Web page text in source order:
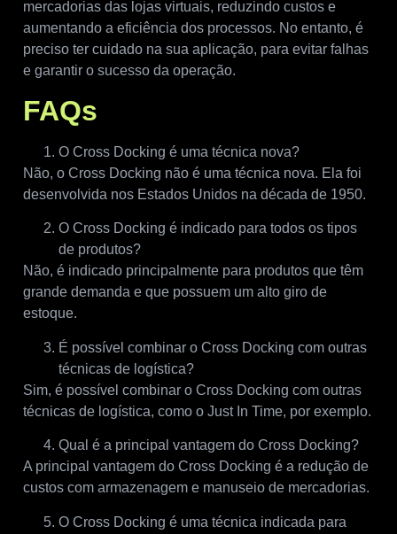
mercadorias das lojas virtuais, reduzindo custos e
aumentando a eficiência dos processos. No entanto, é
preciso ter cuidado na sua aplicação, para evitar falhas
e garantir o sucesso da operação.
FAQs
O Cross Docking é uma técnica nova?
Não, o Cross Docking não é uma técnica nova. Ela foi
desenvolvida nos Estados Unidos na década de 1950.
O Cross Docking é indicado para todos os tipos
de produtos?
Não, é indicado principalmente para produtos que têm
grande demanda e que possuem um alto giro de
estoque.
É possível combinar o Cross Docking com outras
técnicas de logística?
Sim, é possível combinar o Cross Docking com outras
técnicas de logística, como o Just In Time, por exemplo.
Qual é a principal vantagem do Cross Docking?
A principal vantagem do Cross Docking é a redução de
custos com armazenagem e manuseio de mercadorias.
O Cross Docking é uma técnica indicada para